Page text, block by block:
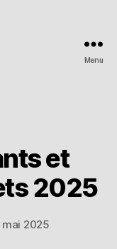
Menu
et
2025
mai 2025